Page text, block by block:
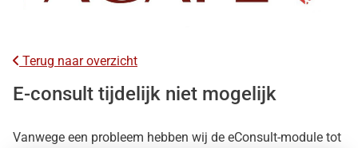
Terug naar overzicht
E-consult tijdelijk niet mogelijk
Vanwege een probleem hebben wij de eConsult-module tot